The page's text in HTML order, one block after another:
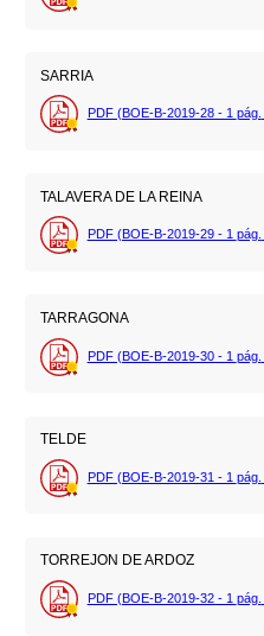
SARRIA
PDF (BOE-B-2019-28 - 1 pág.
TALAVERA DE LA REINA
PDF (BOE-B-2019-29 - 1 pág.
TARRAGONA
PDF (BOE-B-2019-30 - 1 pág.
TELDE
PDF (BOE-B-2019-31 - 1 pág.
TORREJON DE ARDOZ
PDF (BOE-B-2019-32 - 1 pág.